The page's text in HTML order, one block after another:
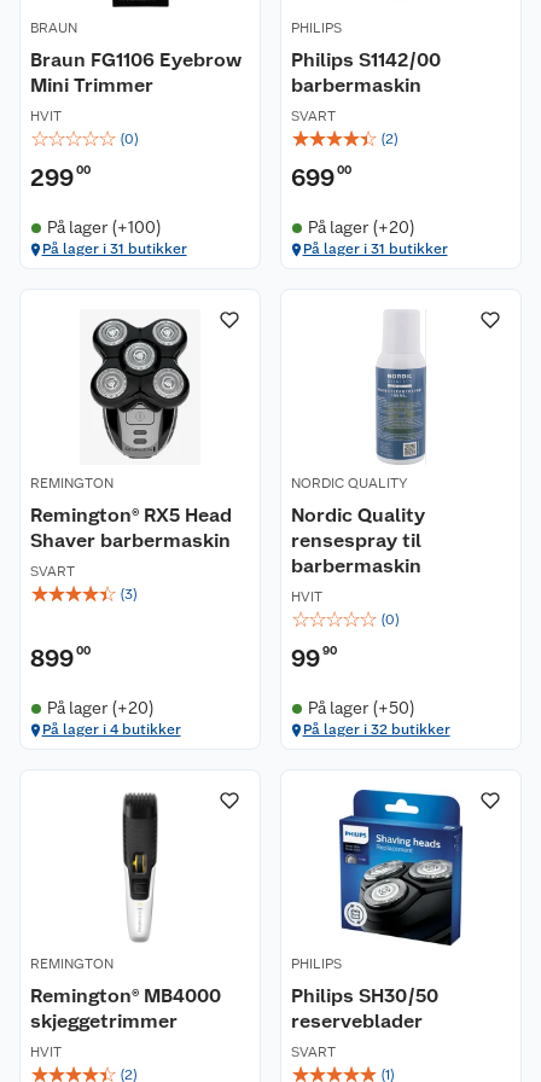
BRAUN
Braun FG1106 Eyebrow
Mini Trimmer
HVIT
☆☆☆☆☆ (0)
29900
På lager (+100)
På lager i 31 butikker
PHILIPS
Philips S1142/00
barbermaskin
SVART
☆☆☆☆☆ (2)
69900
På lager (+20)
På lager i 31 butikker
REMINGTON
Remington® RX5 Head
Shaver barbermaskin
SVART
☆☆☆☆☆ (3)
89900
På lager (+20)
På lager i 4 butikker
NORDIC QUALITY
Nordic Quality
rensespray til
barbermaskin
HVIT
☆☆☆☆☆ (0)
9990
På lager (+50)
På lager i 32 butikker
REMINGTON
Remington® MB4000
skjeggetrimmer
HVIT
☆☆☆☆☆ (2)
PHILIPS
Philips SH30/50
reserveblader
SVART
☆☆☆☆☆ (1)
Våre butikker
Våre merkevarer
Coop kjeder
Kundeservice
Kontakt oss
Angre- og returrett
Reklamasjon og garanti
Ofte stilte spørsmål
Betalingsalternativer